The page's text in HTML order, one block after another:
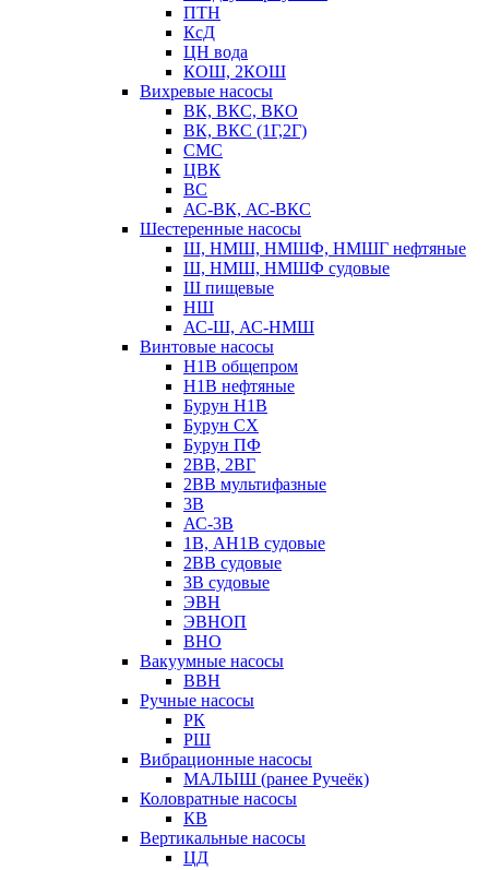
ПТН
КсД
ЦН вода
КОШ, 2КОШ
Вихревые насосы
ВК, ВКС, ВКО
ВК, ВКС (1Г,2Г)
СМС
ЦВК
ВС
АС-ВК, АС-ВКС
Шестеренные насосы
Ш, НМШ, НМШФ, НМШГ нефтяные
Ш, НМШ, НМШФ судовые
Ш пищевые
НШ
АС-Ш, АС-НМШ
Винтовые насосы
Н1В общепром
Н1В нефтяные
Бурун Н1В
Бурун СХ
Бурун ПФ
2ВВ, 2ВГ
2ВВ мультифазные
3В
АС-3В
1В, АН1В судовые
2ВВ судовые
3В судовые
ЭВН
ЭВНОП
ВНО
Вакуумные насосы
ВВН
Ручные насосы
РК
РШ
Вибрационные насосы
МАЛЫШ (ранее Ручеёк)
Коловратные насосы
КВ
Вертикальные насосы
ЦД